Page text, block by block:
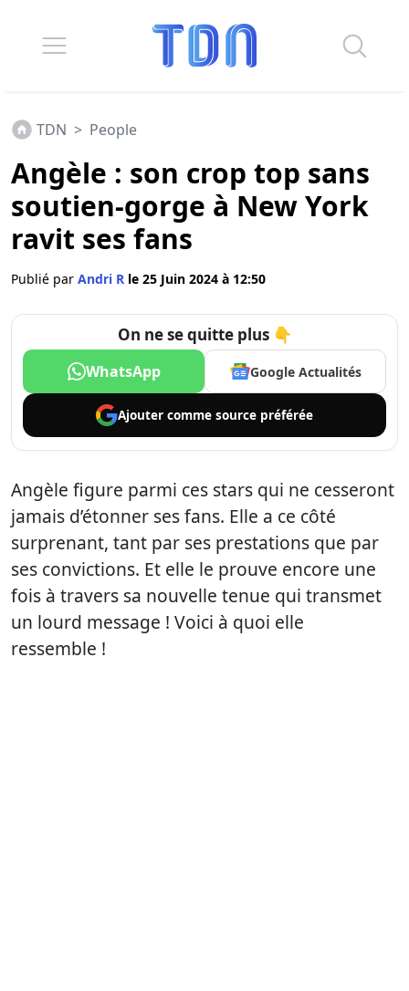
TDN > People
Angèle : son crop top sans
soutien-gorge à New York
ravit ses fans
Publié par Andri R le 25 Juin 2024 à 12:50
On ne se quitte plus 👇
WhatsApp Google Actualités
Ajouter comme source préférée
Angèle figure parmi ces stars qui ne cesseront
jamais d’étonner ses fans. Elle a ce côté
surprenant, tant par ses prestations que par
ses convictions. Et elle le prouve encore une
fois à travers sa nouvelle tenue qui transmet
un lourd message ! Voici à quoi elle
ressemble !